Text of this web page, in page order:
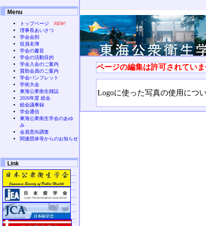
ページの編集は許可されていま
Logoに使った写真の使用につ
Menu
トップページ
NEW!
理事長あいさつ
学会会則
役員名簿
学会の趣旨
学会の活動目的
学会入会のご案内
賛助会員のご案内
学会パンフレット
学術大会
東海公衆衛生雑誌
2026年度 総会
総会議事録
学会通信
東海公衆衛生学会のあゆ
み
会員意向調査
関連団体等からのお知らせ
Link